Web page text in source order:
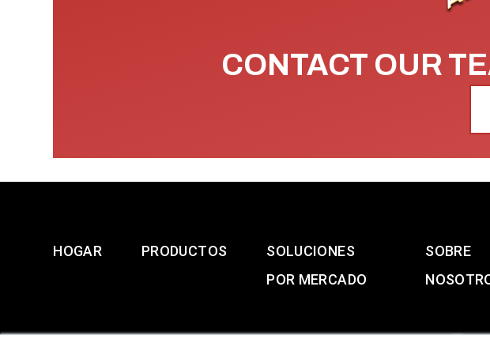
CONTACT OUR
HOGAR PRODUCTOS
SOLUCIONES
POR MERCADO
SOBRE